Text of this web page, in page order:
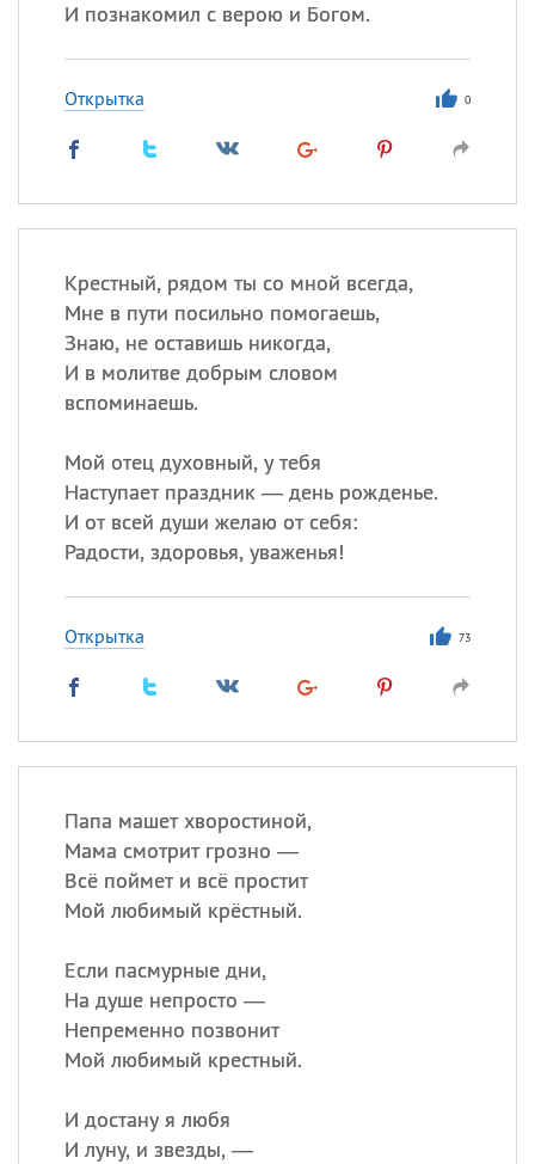
И познакомил с верою и Богом.
Открытка 0
Крестный, рядом ты со мной всегда,
Мне в пути посильно помогаешь,
Знаю, не оставишь никогда,
И в молитве добрым словом
вспоминаешь.
Мой отец духовный, у тебя
Наступает праздник — день рожденье.
И от всей души желаю от себя:
Радости, здоровья, уваженья!
Открытка 73
Папа машет хворостиной,
Мама смотрит грозно —
Всё поймет и всё простит
Мой любимый крёстный.
Если пасмурные дни,
На душе непросто —
Непременно позвонит
Мой любимый крестный.
И достану я любя
И луну, и звезды, —